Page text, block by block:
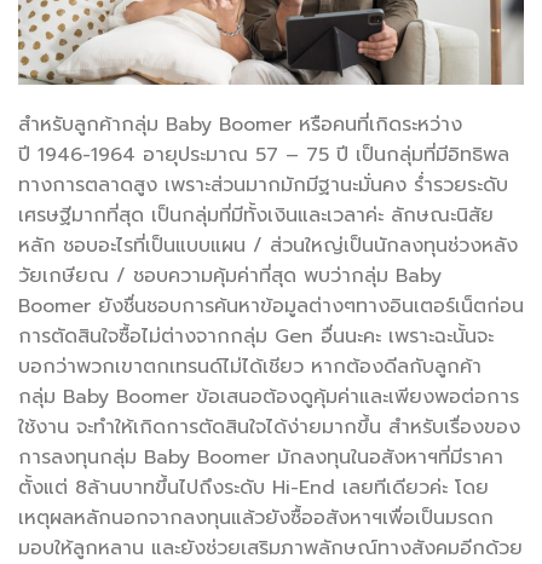
สำหรับลูกค้ากลุ่ม Baby Boomer หรือคนที่เกิดระหว่าง
ปี 1946-1964 อายุประมาณ 57 – 75 ปี เป็นกลุ่มที่มีอิทธิพล
ทางการตลาดสูง เพราะส่วนมากมักมีฐานะมั่นคง ร่ำรวยระดับ
เศรษฐีมากที่สุด เป็นกลุ่มที่มีทั้งเงินและเวลาค่ะ ลักษณะนิสัย
หลัก ชอบอะไรที่เป็นแบบแผน / ส่วนใหญ่เป็นนักลงทุนช่วงหลัง
วัยเกษียณ / ชอบความคุ้มค่าที่สุด พบว่ากลุ่ม Baby
Boomer ยังชื่นชอบการค้นหาข้อมูลต่างๆทางอินเตอร์เน็ตก่อน
การตัดสินใจซื้อไม่ต่างจากกลุ่ม Gen อื่นนะคะ เพราะฉะนั้นจะ
บอกว่าพวกเขาตกเทรนด์ไม่ได้เชียว หากต้องดีลกับลูกค้า
กลุ่ม Baby Boomer ข้อเสนอต้องดูคุ้มค่าและเพียงพอต่อการ
ใช้งาน จะทำให้เกิดการตัดสินใจได้ง่ายมากขึ้น สำหรับเรื่องของ
การลงทุนกลุ่ม Baby Boomer มักลงทุนในอสังหาฯที่มีราคา
ตั้งแต่ 8ล้านบาทขึ้นไปถึงระดับ Hi-End เลยทีเดียวค่ะ โดย
เหตุผลหลักนอกจากลงทุนแล้วยังซื้ออสังหาฯเพื่อเป็นมรดก
มอบให้ลูกหลาน และยังช่วยเสริมภาพลักษณ์ทางสังคมอีกด้วย